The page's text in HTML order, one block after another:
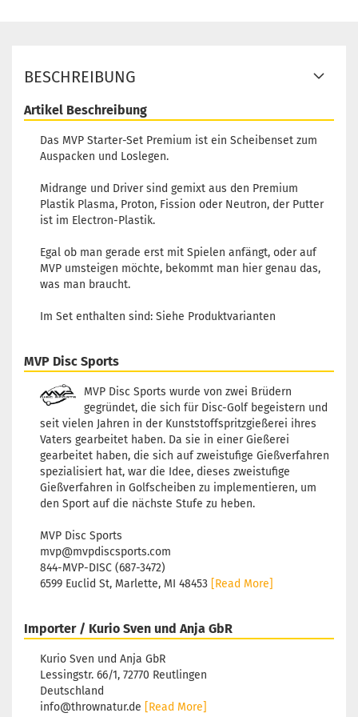
BESCHREIBUNG
Artikel Beschreibung
Das MVP Starter-Set Premium ist ein Scheibenset zum
Auspacken und Loslegen.
Midrange und Driver sind gemixt aus den Premium
Plastik Plasma, Proton, Fission oder Neutron, der Putter
ist im Electron-Plastik.
Egal ob man gerade erst mit Spielen anfängt, oder auf
MVP umsteigen möchte, bekommt man hier genau das,
was man braucht.
Im Set enthalten sind: Siehe Produktvarianten
MVP Disc Sports
MVP Disc Sports wurde von zwei Brüdern
gegründet, die sich für Disc-Golf begeistern und
seit vielen Jahren in der Kunststoffspritzgießerei ihres
Vaters gearbeitet haben. Da sie in einer Gießerei
gearbeitet haben, die sich auf zweistufige Gießverfahren
spezialisiert hat, war die Idee, dieses zweistufige
Gießverfahren in Golfscheiben zu implementieren, um
den Sport auf die nächste Stufe zu heben.
MVP Disc Sports
mvp@mvpdiscsports.com
844-MVP-DISC (687-3472)
6599 Euclid St, Marlette, MI 48453 [Read More]
Importer / Kurio Sven und Anja GbR
Kurio Sven und Anja GbR
Lessingstr. 66/1, 72770 Reutlingen
Deutschland
info@thrownatur.de [Read More]